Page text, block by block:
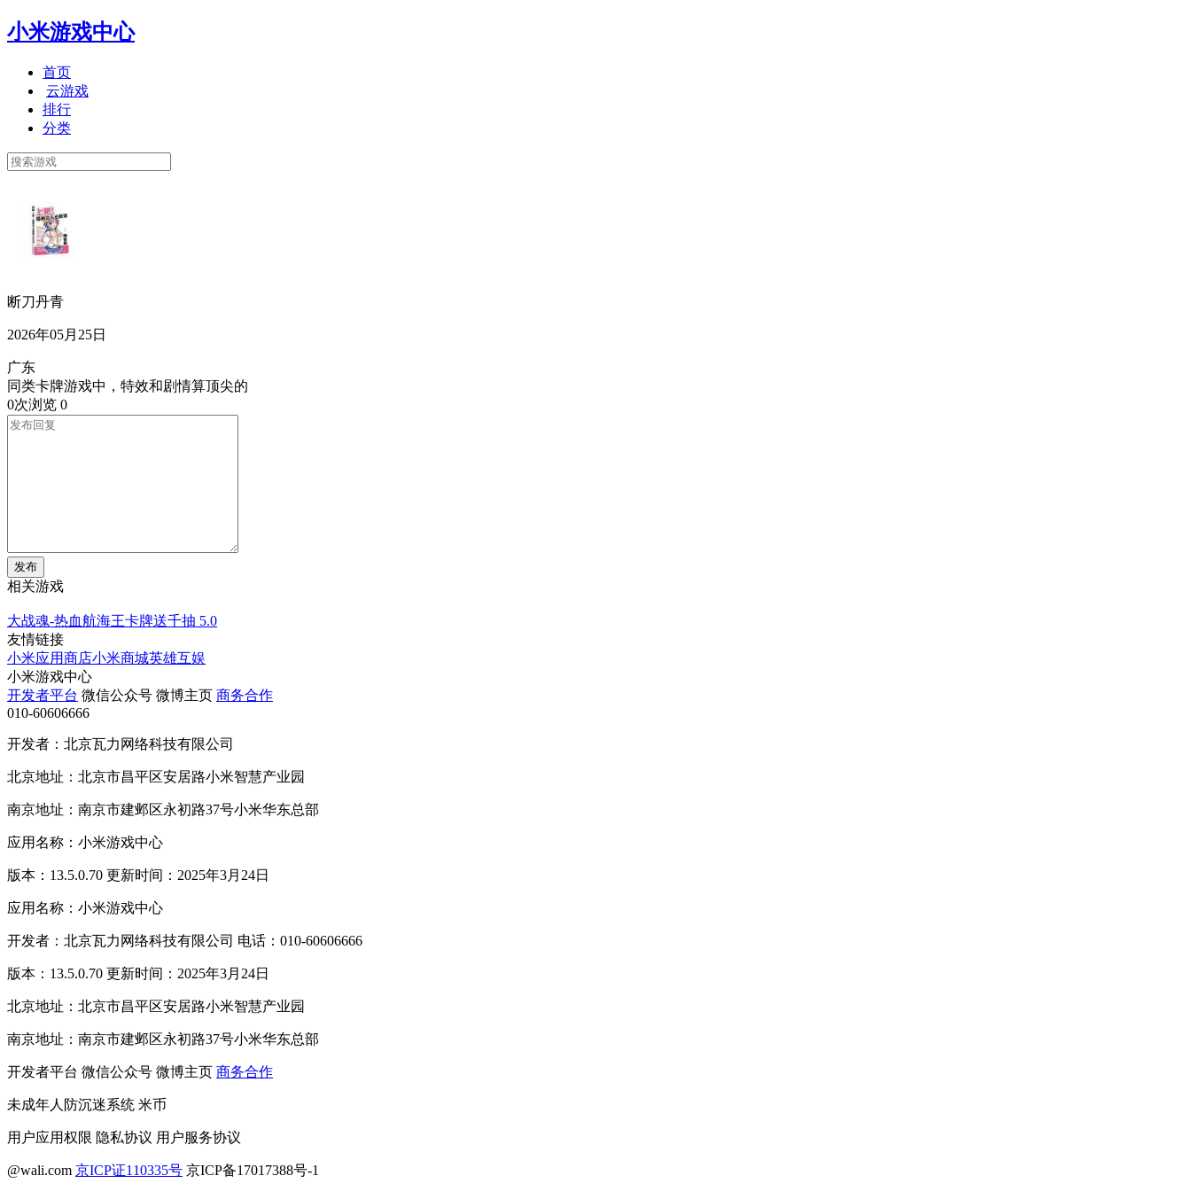
小米游戏中心
首页
云游戏
排行
分类
断刀丹青
2026年05月25日
广东
同类卡牌游戏中，特效和剧情算顶尖的
0次浏览 0
发布
相关游戏
大战魂-热血航海王卡牌送千抽 5.0
友情链接
小米应用商店小米商城英雄互娱
小米游戏中心
开发者平台 微信公众号 微博主页 商务合作
010-60606666
开发者：北京瓦力网络科技有限公司
北京地址：北京市昌平区安居路小米智慧产业园
南京地址：南京市建邺区永初路37号小米华东总部
应用名称：小米游戏中心
版本：13.5.0.70 更新时间：2025年3月24日
应用名称：小米游戏中心
开发者：北京瓦力网络科技有限公司 电话：010-60606666
版本：13.5.0.70 更新时间：2025年3月24日
北京地址：北京市昌平区安居路小米智慧产业园
南京地址：南京市建邺区永初路37号小米华东总部
开发者平台 微信公众号 微博主页 商务合作
未成年人防沉迷系统 米币
用户应用权限 隐私协议 用户服务协议
@wali.com 京ICP证110335号 京ICP备17017388号-1